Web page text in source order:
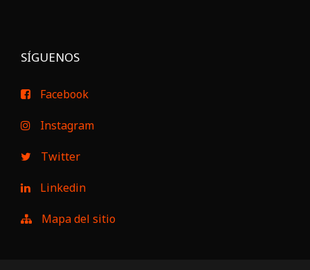
SÍGUENOS
Facebook
Instagram
Twitter
Linkedin
Mapa del sitio